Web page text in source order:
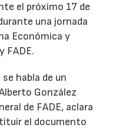
el próximo 17 de
una jornada
Económica y
FADE.
habla de un
González
de FADE, aclara
el documento